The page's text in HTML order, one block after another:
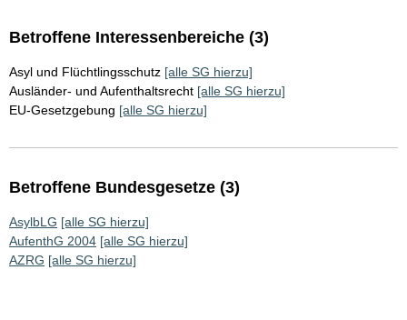
Betroffene Interessenbereiche (3)
Asyl und Flüchtlingsschutz [alle SG hierzu]
Ausländer- und Aufenthaltsrecht [alle SG hierzu]
EU-Gesetzgebung [alle SG hierzu]
Betroffene Bundesgesetze (3)
AsylbLG [alle SG hierzu]
AufenthG 2004 [alle SG hierzu]
AZRG [alle SG hierzu]